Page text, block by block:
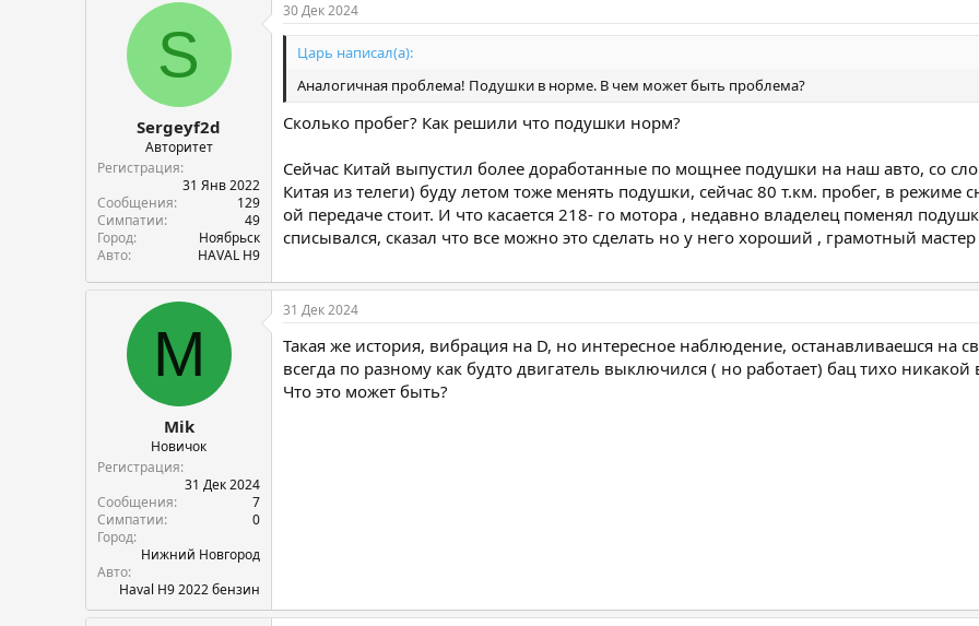
S
Sergeyf2d
Авторитет
Регистрация
31 Янв 2022
Сообщения
129
Симпатии
49
Город
Ноябрьск
Авто
HAVAL H9
30 Дек 2024
Царь написал(а):
Аналогичная проблема! Подушки в норме. В чем может быть проблема?
Сколько пробег? Как решили что подушки норм?
Сейчас Китай выпустил более доработанные по мощнее подушки на наш авто, со
Китая из телеги) буду летом тоже менять подушки, сейчас 80 т.км. пробег, в режиме
ой передаче стоит. И что касается 218- го мотора , недавно владелец поменял
списывался, сказал что все можно это сделать но у него хороший , грамотный мастер
M
Mik
Новичок
Регистрация
31 Дек 2024
Сообщения
7
Симпатии
0
Город
Нижний Новгород
Авто
Haval H9 2022 бензин
31 Дек 2024
Такая же история, вибрация на D, но интересное наблюдение, останавливаешся на
всегда по разному как будто двигатель выключился ( но работает) бац тихо
Что это может быть?